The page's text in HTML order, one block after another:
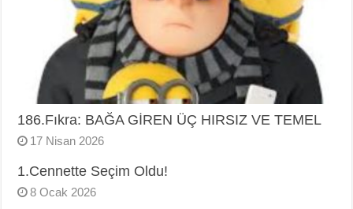
186.Fıkra: BAĞA GİREN ÜÇ HIRSIZ VE TEMEL
17 Nisan 2026
1.Cennette Seçim Oldu!
8 Ocak 2026